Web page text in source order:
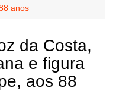
anos
da Costa,
e figura
aos 88